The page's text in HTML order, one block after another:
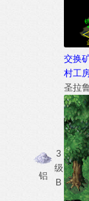
交换
村工
铝
3
级
B
圣拉